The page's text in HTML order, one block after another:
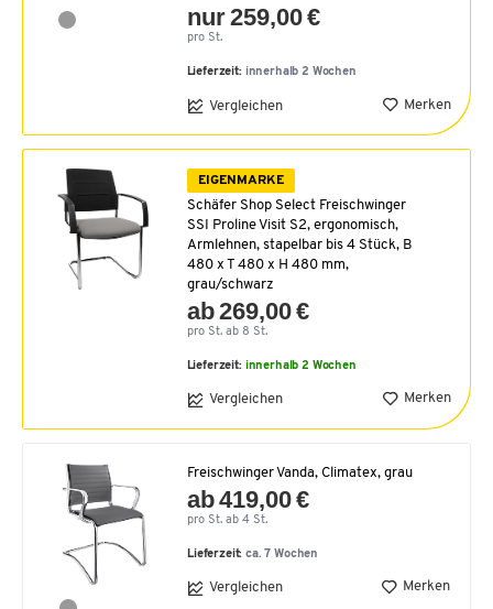
nur 259,00 €
pro St.
Lieferzeit: innerhalb 2 Wochen
Vergleichen Merken
EIGENMARKE
Schäfer Shop Select Freischwinger
SSI Proline Visit S2, ergonomisch,
Armlehnen, stapelbar bis 4 Stück, B
480 x T 480 x H 480 mm,
grau/schwarz
ab 269,00 €
pro St. ab 8 St.
Lieferzeit: innerhalb 2 Wochen
Vergleichen Merken
Freischwinger Vanda, Climatex, grau
ab 419,00 €
pro St. ab 4 St.
Lieferzeit:ca. 7 Wochen
Vergleichen Merken